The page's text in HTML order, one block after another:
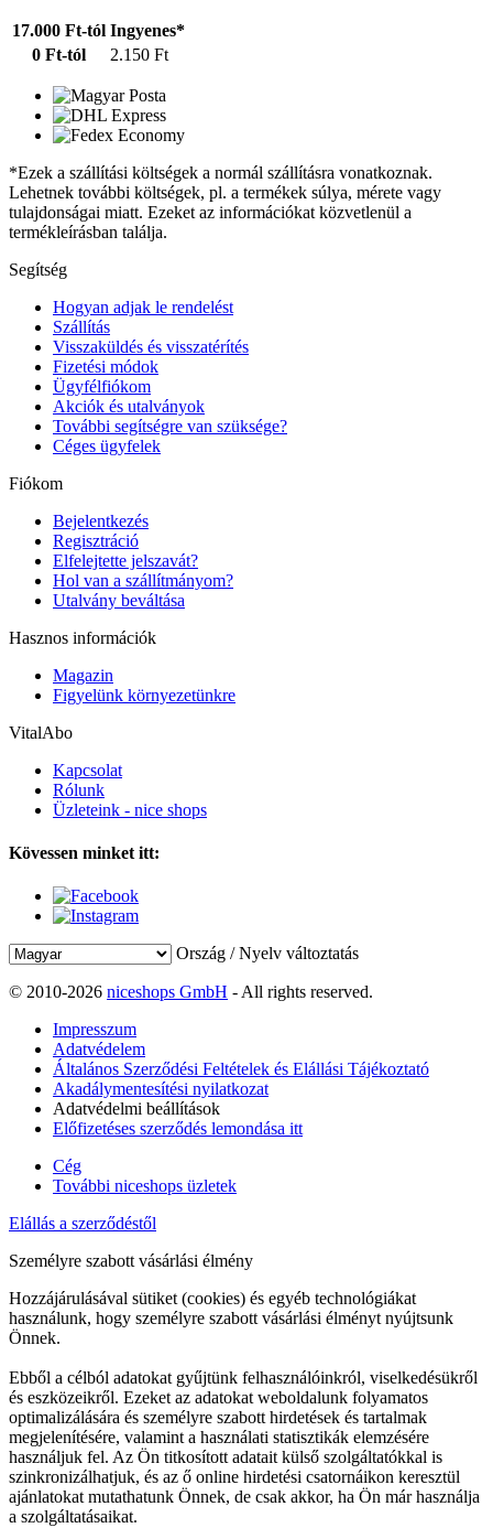
17.000 Ft-tól Ingyenes*
0 Ft-tól
2.150 Ft
*Ezek a szállítási költségek a normál szállításra vonatkoznak.
Lehetnek további költségek, pl. a termékek súlya, mérete vagy
tulajdonságai miatt. Ezeket az információkat közvetlenül a
termékleírásban találja.
Segítség
Hogyan adjak le rendelést
Szállítás
Visszaküldés és visszatérítés
Fizetési módok
Ügyfélfiókom
Akciók és utalványok
További segítségre van szüksége?
Céges ügyfelek
Fiókom
Bejelentkezés
Regisztráció
Elfelejtette jelszavát?
Hol van a szállítmányom?
Utalvány beváltása
Hasznos információk
Magazin
Figyelünk környezetünkre
VitalAbo
Kapcsolat
Rólunk
Üzleteink - nice shops
Kövessen minket itt:
Ország / Nyelv változtatás
© 2010-2026 niceshops GmbH - All rights reserved.
Impresszum
Adatvédelem
Általános Szerződési Feltételek és Elállási Tájékoztató
Akadálymentesítési nyilatkozat
Adatvédelmi beállítások
Előfizetéses szerződés lemondása itt
Cég
További niceshops üzletek
Elállás a szerződéstől
Személyre szabott vásárlási élmény
Hozzájárulásával sütiket (cookies) és egyéb technológiákat
használunk, hogy személyre szabott vásárlási élményt nyújtsunk
Önnek.
Ebből a célból adatokat gyűjtünk felhasználóinkról, viselkedésükről
és eszközeikről. Ezeket az adatokat weboldalunk folyamatos
optimalizálására és személyre szabott hirdetések és tartalmak
megjelenítésére, valamint a használati statisztikák elemzésére
használjuk fel. Az Ön titkosított adatait külső szolgáltatókkal is
szinkronizálhatjuk, és az ő online hirdetési csatornáikon keresztül
ajánlatokat mutathatunk Önnek, de csak akkor, ha Ön már használja
a szolgáltatásaikat.